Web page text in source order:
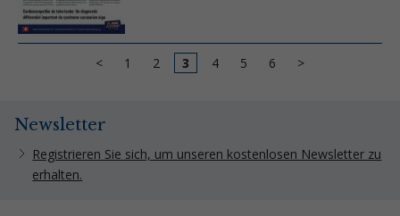
< 1 2 3 4 5 6 >
Newsletter
Registrieren Sie sich, um unseren kostenlosen Newsletter zu
erhalten.